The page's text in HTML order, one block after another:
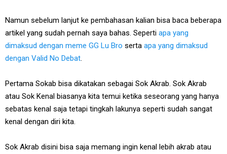
Namun sebelum lanjut ke pembahasan kalian bisa baca beberapa
artikel yang sudah pernah saya bahas. Seperti apa yang
dimaksud dengan meme GG Lu Bro serta apa yang dimaksud
dengan Valid No Debat.
Pertama Sokab bisa dikatakan sebagai Sok Akrab. Sok Akrab
atau Sok Kenal biasanya kita temui ketika seseorang yang hanya
sebatas kenal saja tetapi tingkah lakunya seperti sudah sangat
kenal dengan diri kita.
Sok Akrab disini bisa saja memang ingin kenal lebih akrab atau